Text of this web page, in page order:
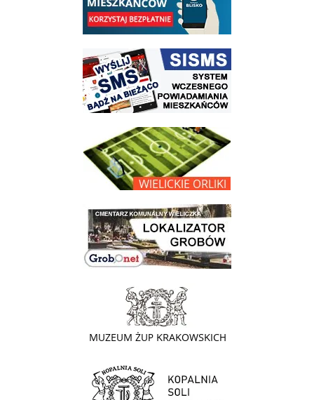
link do strony systemu wczesnego ostrzegania mieszkańców SISMS
link do opisu projektu Wielickie Orliki
link do lokalizatora grobów na wielickim cmentarzu - grobnet
link do strony - Muzeum Żup Krakowskich Wieliczka
link do strony Kopalni Soli Wieliczka